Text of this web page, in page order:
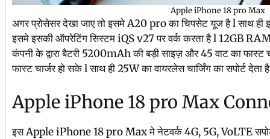
Apple iPhone 18 pro Max
अगर प्रोसेसर देखा जाए तो इसमे A20 pro का चिपसेट यूज है l साथ ही
इसमे इसकी ऑपरेटिंग सिस्टम iQS v27 पर वर्क करता है l 12GB
कंपनी के द्वारा बैटरी 5200mAh की बड़ी साइज़ और 45 वाट का फास्ट
फास्ट चार्जर हो सके l साथ ही 25W का वायरलेस चार्जिंग का सपोर्ट देता
Apple iPhone 18 pro Max
इस Apple iPhone 18 pro Max मे नेटवर्क 4G, 5G, VoLTE